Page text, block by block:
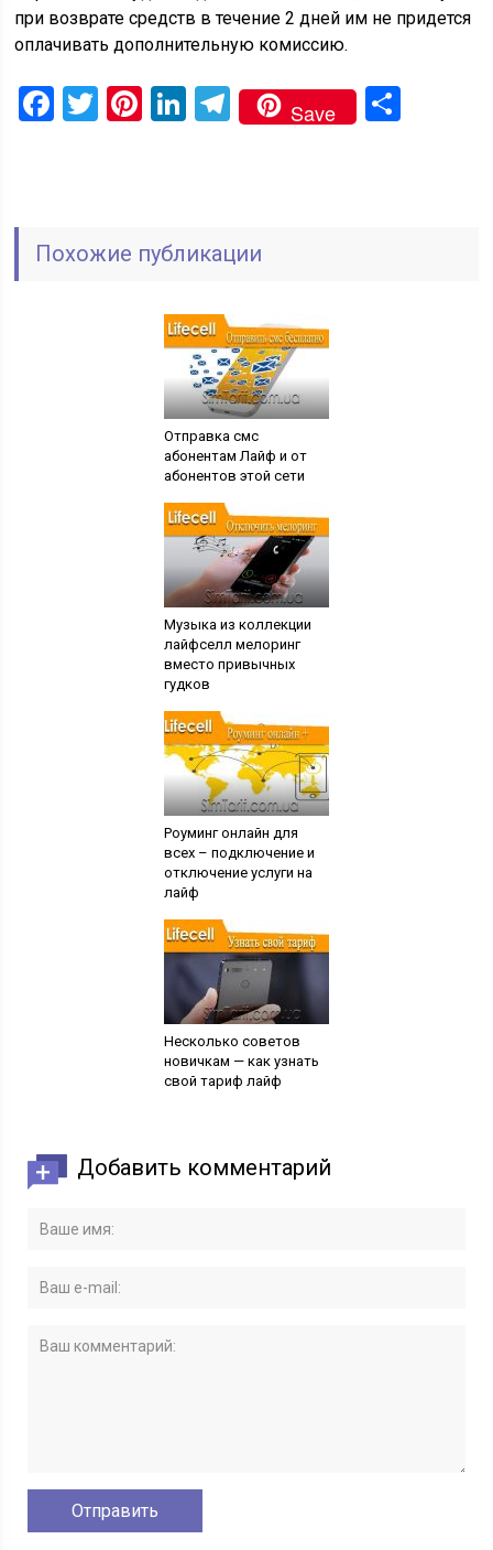
при возврате средств в течение 2 дней им не придется
оплачивать дополнительную комиссию.
Facebook
TwitterPinterest
LinkedIn
Telegram
Save
Похожие публикации
Отправка смс
абонентам Лайф и от
абонентов этой сети
Музыка из коллекции
лайфселл мелоринг
вместо привычных
гудков
Роуминг онлайн для
всех – подключение и
отключение услуги на
лайф
Несколько советов
новичкам — как узнать
свой тариф лайф
Добавить комментарий